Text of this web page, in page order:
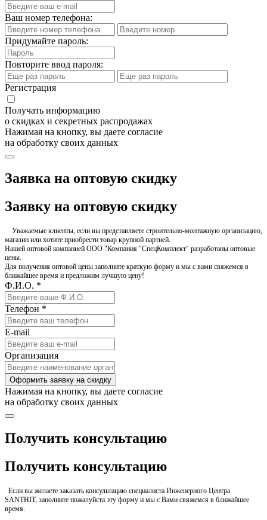
Ваш номер телефона:
Придумайте пароль:
Повторите ввод пароля:
Регистрация
Получать информацию
о скидках и секретных распродажах
Нажимая на кнопку, вы даете согласие
на обработку своих данных
Заявка на оптовую скидку
Заявку на оптовую скидку
Уважаемые клиенты, если вы представляете строительно-монтажную организацию,
магазин или хотите приобрести товар крупной партией.
Нашей оптовой компанией ООО "Компания "СпецКомплект" разработаны оптовые
цены.
Для получения оптовой цены заполните краткую форму и мы с вами свяжемся в
ближайшее время и предложим лучшую цену!
Ф.И.О. *
Телефон *
E-mail
Организация
Оформить заявку на скидку
Нажимая на кнопку, вы даете согласие
на обработку своих данных
Получить консультацию
Получить консультацию
Если вы желаете заказать консультацию специалиста Инженерного Центра
SANTHIT, заполните пожалуйста эту форму и мы с Вами свяжемся в ближайшее
время.